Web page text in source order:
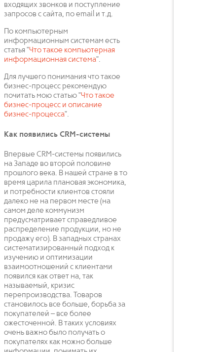
входящих звонков и поступление
запросов с сайта, по email и т.д.
По компьютерным
информационным системам есть
статья "Что такое компьютерная
информационная система".
Для лучшего понимания что такое
бизнес-процесс рекомендую
почитать мою статью "Что такое
бизнес-процесс и описание
бизнес-процесса".
Как появились CRM-системы
Впервые CRM-системы появились
на Западе во второй половине
прошлого века. В нашей стране в то
время царила плановая экономика,
и потребности клиентов стояли
далеко не на первом месте (на
самом деле коммунизм
предусматривает справедливое
распределение продукции, но не
продажу его). В западных странах
систематизированный подход к
изучению и оптимизации
взаимоотношений с клиентами
появился как ответ на, так
называемый, кризис
перепроизводства. Товаров
становилось все больше, борьба за
покупателей – все более
ожесточенной. В таких условиях
очень важно было получать о
покупателях как можно больше